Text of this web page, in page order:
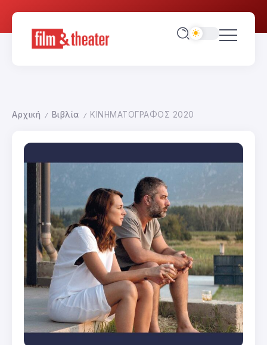
Αρχική / Βιβλία / ΚΙΝΗΜΑΤΟΓΡΑΦΟΣ 2020